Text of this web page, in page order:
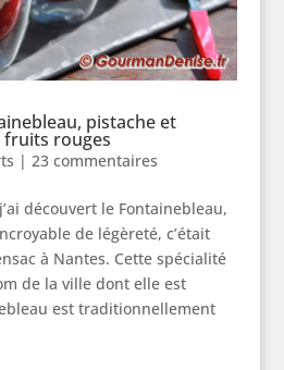
pistache et
rouges
| 23 commentaires
découvert le Fontainebleau,
de légèreté, c’était
à Nantes. Cette spécialité
de la ville dont elle est
est traditionnellement